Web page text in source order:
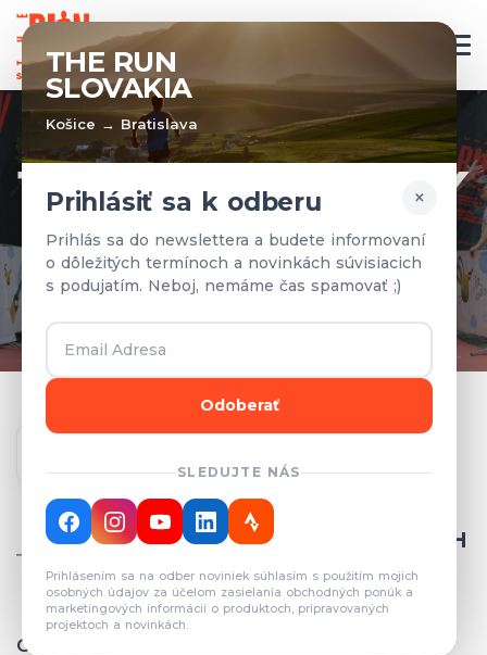
THE RUN
SLOVAKIA
Košice → Bratislava
×
Prihlásiť sa k odberu
Prihlás sa do newslettera a budete informovaní
o dôležitých termínoch a novinkách súvisiacich
s podujatím. Neboj, nemáme čas spamovať ;)
Odoberať
SLEDUJTE NÁS
Prihlásením sa na odber noviniek súhlasím s použitím mojich
osobných údajov za účelom zasielania obchodných ponúk a
marketingových informácií o produktoch, pripravovaných
projektoch a novinkách.
TÍMY A VÝSLEDKY
Prihlásené tímy a výsledky z
predchádzajúcich rokov.
CELKOVÝ POČET REGISTROVANÝCH
TÍMOV: 82
Celkové výsledky